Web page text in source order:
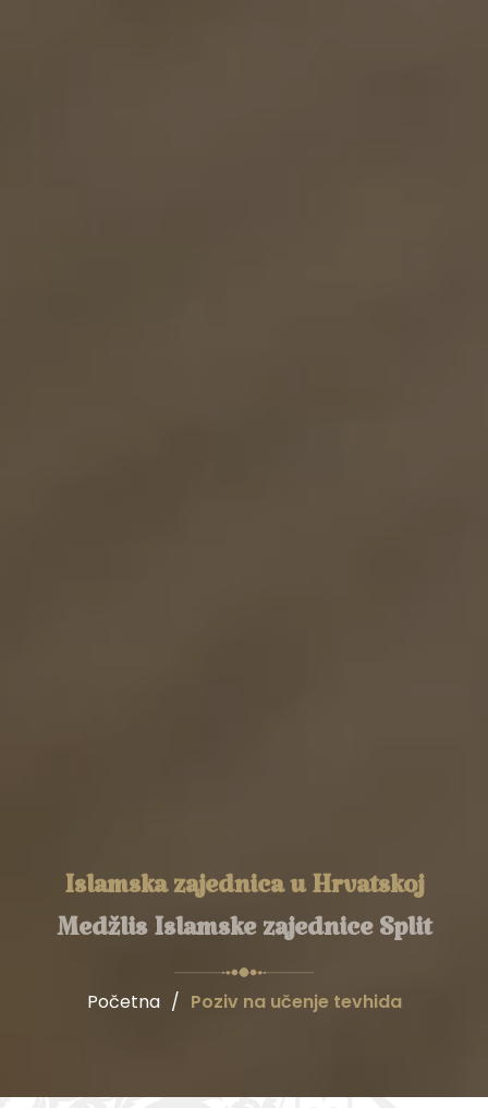
Islamska zajednica u Hrvatskoj
Medžlis Islamske zajednice Split
Početna / Poziv na učenje tevhida